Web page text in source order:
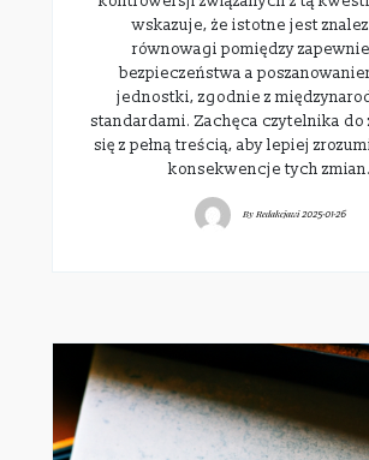
wskazuje, że istotne jest
równowagi pomiędzy
bezpieczeństwa a
jednostki, zgodnie z
standardami. Zachęca czytelnika do
się z pełną treścią, aby lepiej
konsekwencje tych zmian.
ByRedakcjawi 2025-01-26